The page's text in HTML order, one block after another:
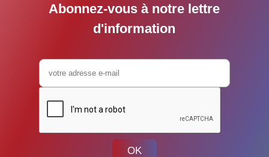
Abonnez-vous à notre lettre
d'information
OK